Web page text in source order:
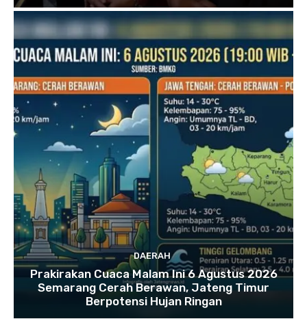
DAERAH
Prakirakan Cuaca Malam Ini 6 Agustus 2026
Semarang Cerah Berawan, Jateng Timur
Berpotensi Hujan Ringan